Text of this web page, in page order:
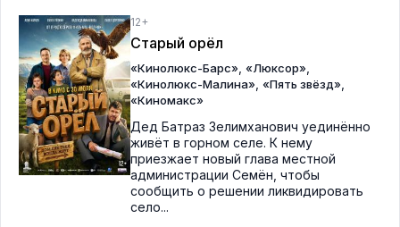
12+
Старый орёл
«Кинолюкс-Барс» «Люксор»
«Кинолюкс-Малина» «Пять звёзд»
«Киномакс»
Дед Батраз Зелимханович уединённо
живёт в горном селе. К нему
приезжает новый глава местной
администрации Семён, чтобы
сообщить о решении ликвидировать
село...